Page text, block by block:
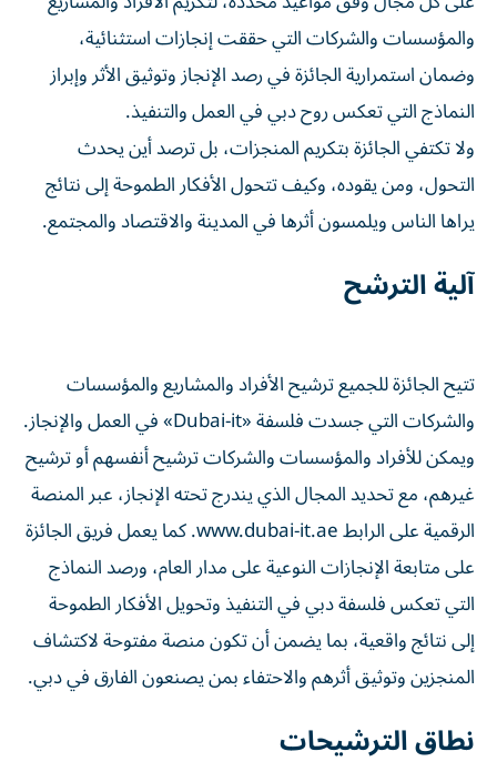
والمؤسسات والشركات التي حققت إنجازات استثنائية،
وضمان استمرارية الجائزة في رصد الإنجاز وتوثيق الأثر وإبراز
النماذج التي تعكس روح دبي في العمل والتنفيذ.
ولا تكتفي الجائزة بتكريم المنجزات، بل ترصد أين يحدث
التحول، ومن يقوده، وكيف تتحول الأفكار الطموحة إلى نتائج
يراها الناس ويلمسون أثرها في المدينة والاقتصاد والمجتمع.
آلية الترشح
تتيح الجائزة للجميع ترشيح الأفراد والمشاريع والمؤسسات
والشركات التي جسدت فلسفة «Dubai-it» في العمل والإنجاز.
ويمكن للأفراد والمؤسسات والشركات ترشيح أنفسهم أو ترشيح
غيرهم، مع تحديد المجال الذي يندرج تحته الإنجاز، عبر المنصة
الرقمية على الرابط www.dubai-it.ae. كما يعمل فريق الجائزة
على متابعة الإنجازات النوعية على مدار العام، ورصد النماذج
التي تعكس فلسفة دبي في التنفيذ وتحويل الأفكار الطموحة
إلى نتائج واقعية، بما يضمن أن تكون منصة مفتوحة لاكتشاف
المنجزين وتوثيق أثرهم والاحتفاء بمن يصنعون الفارق في دبي.
نطاق الترشيحات